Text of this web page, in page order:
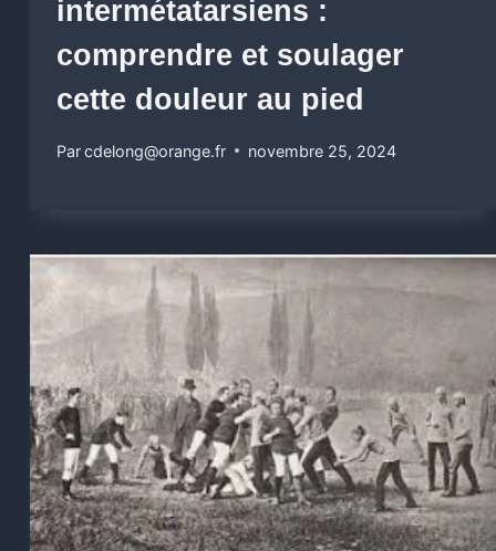
intermétatarsiens :
comprendre et soulager
cette douleur au pied
Parcdelong@orange.fr novembre 25, 2024